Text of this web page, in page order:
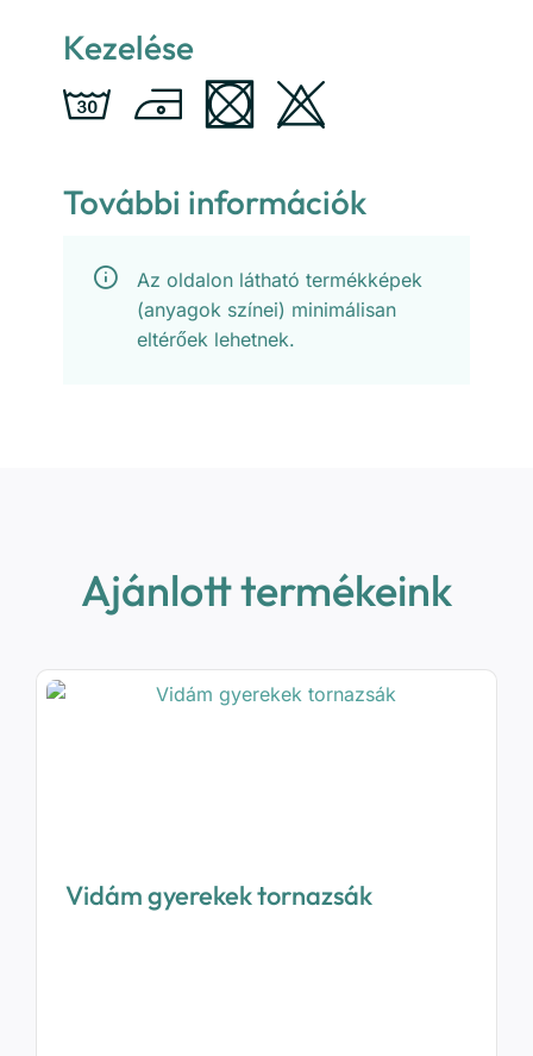
Kezelése
További információk
Az oldalon látható termékképek
(anyagok színei) minimálisan
eltérőek lehetnek.
Ajánlott termékeink
Vidám gyerekek tornazsák